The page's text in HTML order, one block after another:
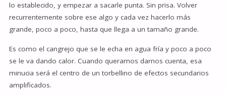
lo establecido, y empezar a sacarle punta. Sin prisa. Volver
recurrentemente sobre ese algo y cada vez hacerlo más
grande, poco a poco, hasta que llega a un tamaño grande.
Es como el cangrejo que se le echa en agua fría y poco a poco
se le va dando calor. Cuando queramos darnos cuenta, esa
minucia será el centro de un torbellino de efectos secundarios
amplificados.